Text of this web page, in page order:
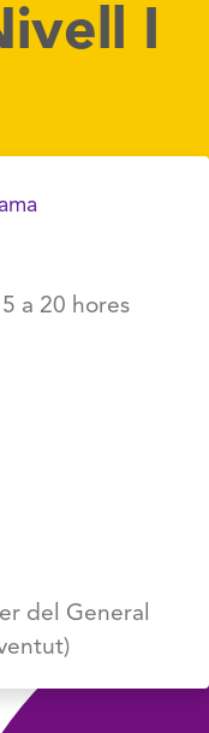
I
a 20 hores
del General